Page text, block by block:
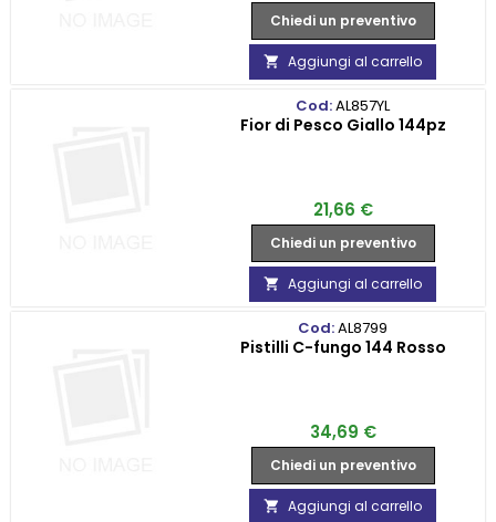
Chiedi un preventivo
 Aggiungi al carrello
Cod:AL857YL
Fior di Pesco Giallo 144pz
Prezzo
21,66 €
Chiedi un preventivo
 Aggiungi al carrello
Cod:AL8799
Pistilli C-fungo 144 Rosso
Prezzo
34,69 €
Chiedi un preventivo
 Aggiungi al carrello